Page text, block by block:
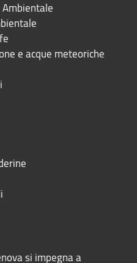
e acque meteoriche
si impegna a